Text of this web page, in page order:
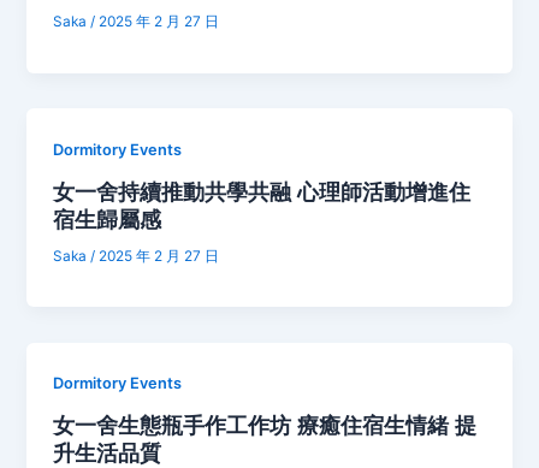
Saka/ 2025 年 2 月 27 日
Dormitory Events
女一舍持續推動共學共融 心理師活動增進住
宿生歸屬感
Saka / 2025 年 2 月 27 日
Dormitory Events
女一舍生態瓶手作工作坊 療癒住宿生情緒 提
升生活品質